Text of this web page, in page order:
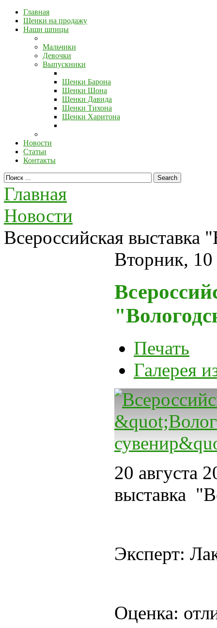
Главная
Щенки на продажу
Наши шпицы
Мальчики
Девочки
Выпускники
Щенки Барона
Щенки Шона
Щенки Давида
Щенки Тихона
Щенки Харитона
Новости
Статьи
Контакты
Главная
Новости
Всероссийская выставка
Вторник,
Печать
Галерея
20 августа
выставка
Эксперт:
Оценка: